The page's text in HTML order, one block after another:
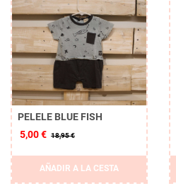
PELELE BLUE FISH
5,00 € 18,95 €
AÑADIR A LA CESTA